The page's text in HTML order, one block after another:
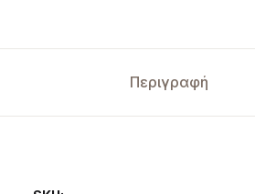
Περιγραφή